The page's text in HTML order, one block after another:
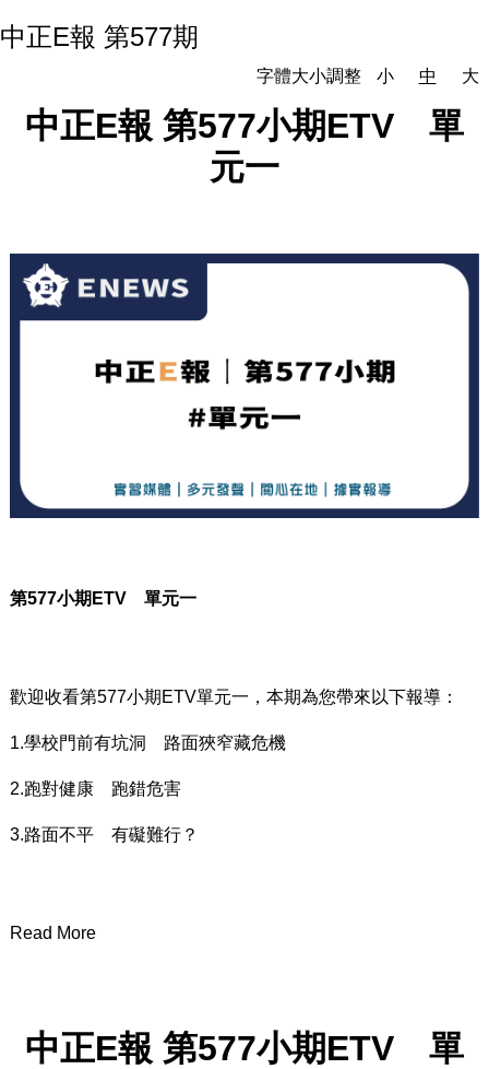
中正E報 第577期
字體大小調整 小 中 大
中正E報 第577小期ETV 單
元一
第577小期 ETV 單元一
歡迎收看第577小期ETV單元一，本期為您帶來以下報導：
1.學校門前有坑洞 路面狹窄藏危機
2.跑對健康 跑錯危害
3.路面不平 有礙難行？
Read More
中正E報 第577小期ETV 單